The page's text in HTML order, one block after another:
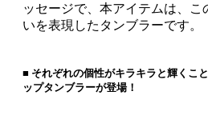
ッセージで、本アイテムは、こ
いを表現したタンブラーです。
■ それぞれの個性がキラキラと輝くこ
ップタンブラーが登場！